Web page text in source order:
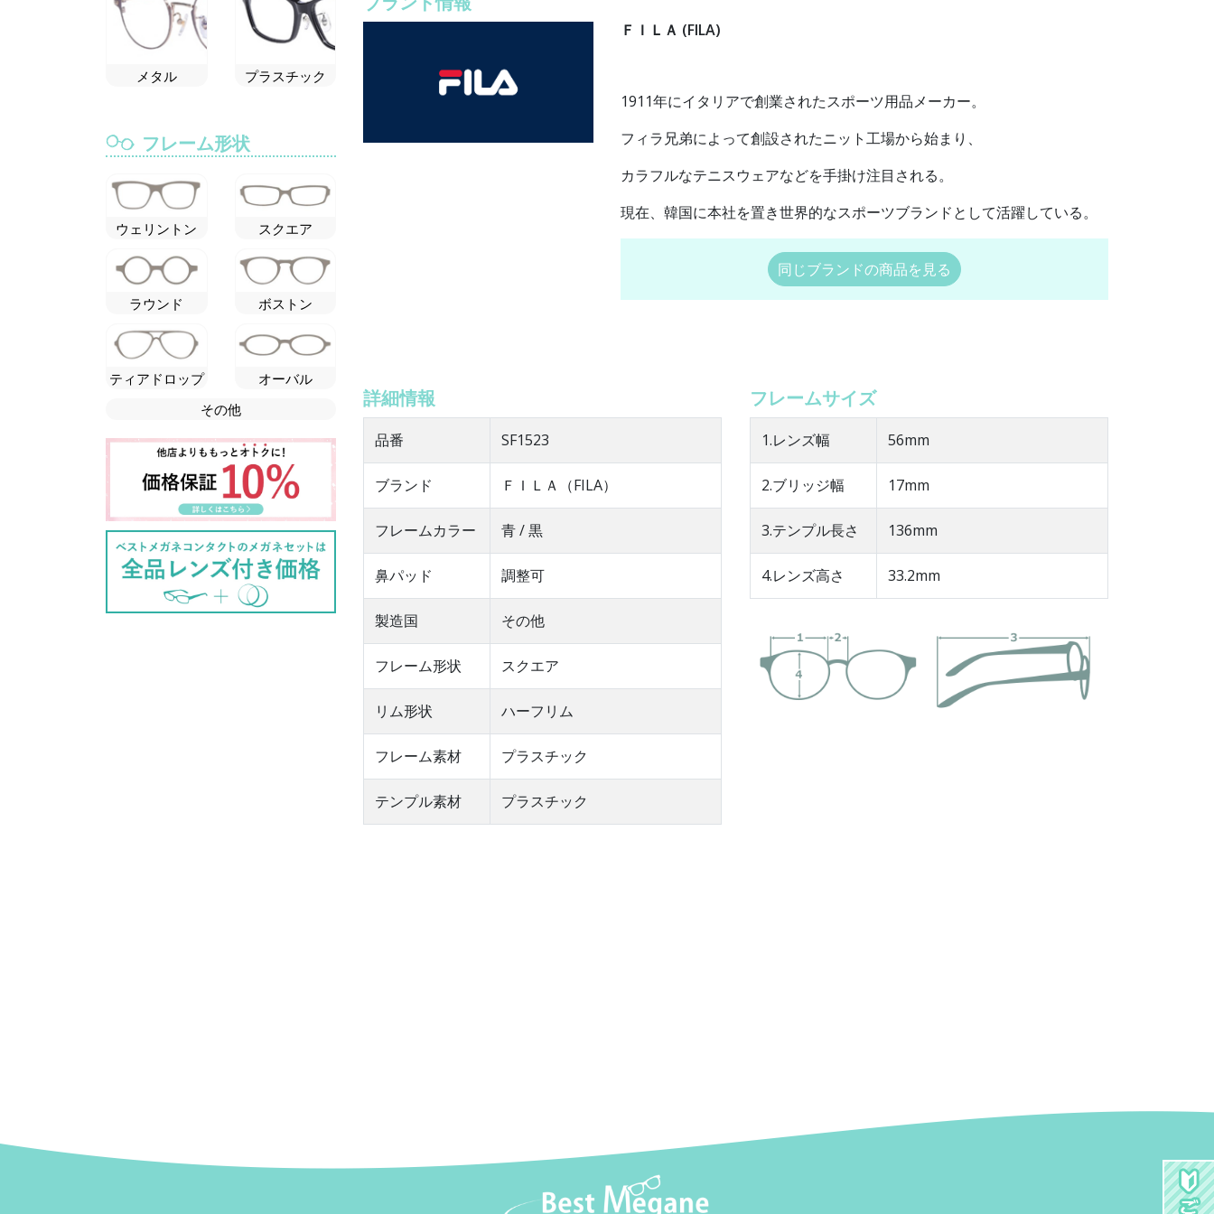
ＦＩＬＡ (FILA)
1911年にイタリアで創業されたスポーツ用品メーカー。
フィラ兄弟によって創設されたニット工場から始まり、
カラフルなテニスウェアなどを手掛け注目される。
現在、韓国に本社を置き世界的なスポーツブランドとして活躍している。
同じブランドの商品を見る
詳細情報
品番 SF1523
ブランド ＦＩＬＡ（FILA）
フレームカラー 青 / 黒
鼻パッド 調整可
製造国 その他
フレーム形状 スクエア
リム形状 ハーフリム
フレーム素材 プラスチック
テンプル素材 プラスチック
フレームサイズ
1.レンズ幅 56mm
2.ブリッジ幅 17mm
3.テンプル長さ 136mm
4.レンズ高さ 33.2mm
メタル プラスチック
フレーム形状
ウェリントン スクエア
ラウンド ボストン
ティアドロップ
オーバル
その他